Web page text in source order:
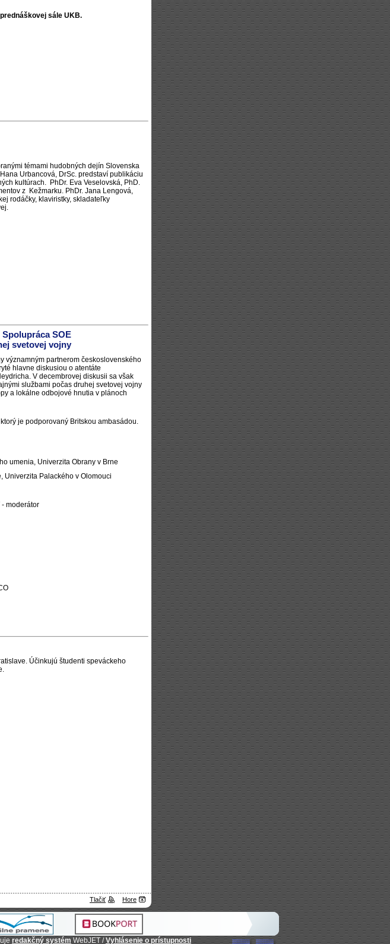
sále UKB.
témami hudobných dejín Slovenska
Urbancová, DrSc. predstaví publikáciu
kultúrach. PhDr. Eva Veselovská, PhD.
z Kežmarku. PhDr. Jana Lengová,
rodáčky, klaviristky, skladateľky
SOE
svetovej vojny
významným partnerom československého
hlavne diskusiou o atentáte
V decembrovej diskusii sa však
službami počas druhej svetovej vojny
a lokálne odbojové hnutia v plánoch
je podporovaný Britskou ambasádou.
umenia, Univerzita Obrany v Brne
Univerzita Palackého v Olomouci
- moderátor
Účinkujú študenti speváckeho
Tlačiť Hore
redakčný systém WebJET /Vyhlásenie o prístupnosti